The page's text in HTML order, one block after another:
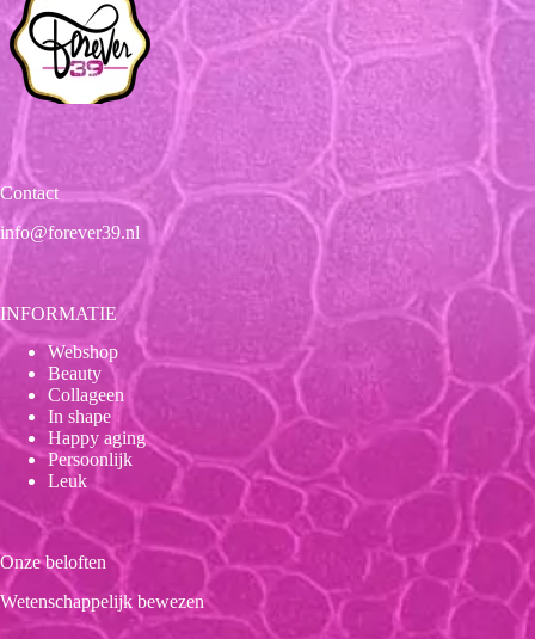
Contact
info@forever39.nl
INFORMATIE
Webshop
Beauty
Collageen
In shape
Happy aging
Persoonlijk
Leuk
Onze beloften
Wetenschappelijk bewezen